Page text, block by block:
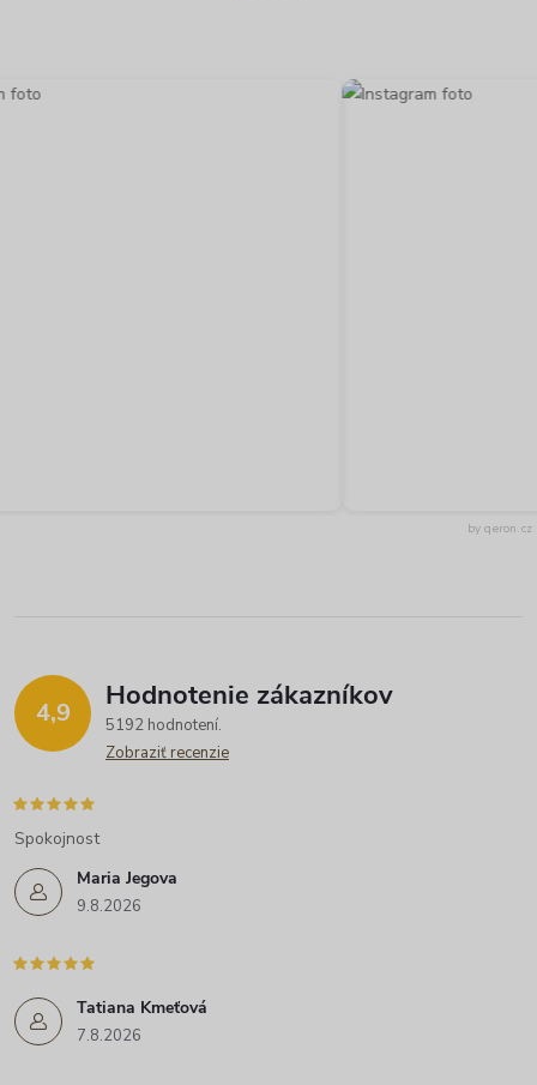
by qeron.cz
4,9 Hodnotenie zákazníkov
5192 hodnotení
Zobraziť recenzie
Maria Jegova
9.8.2026
Spokojnost
Tatiana Kmeťová
7.8.2026